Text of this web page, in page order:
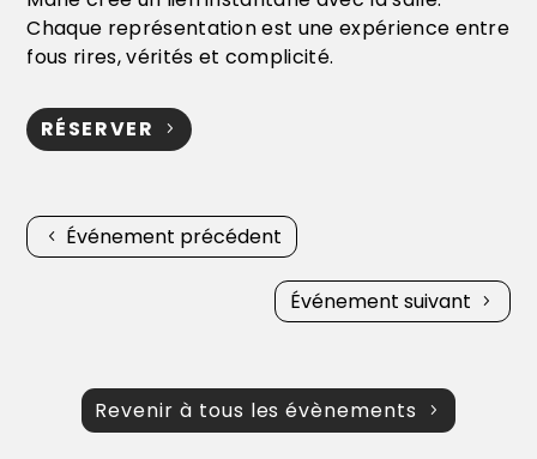
Chaque représentation est une expérience entre
fous rires, vérités et complicité.
RÉSERVER
Événement précédent
Événement suivant
Revenir à tous les évènements